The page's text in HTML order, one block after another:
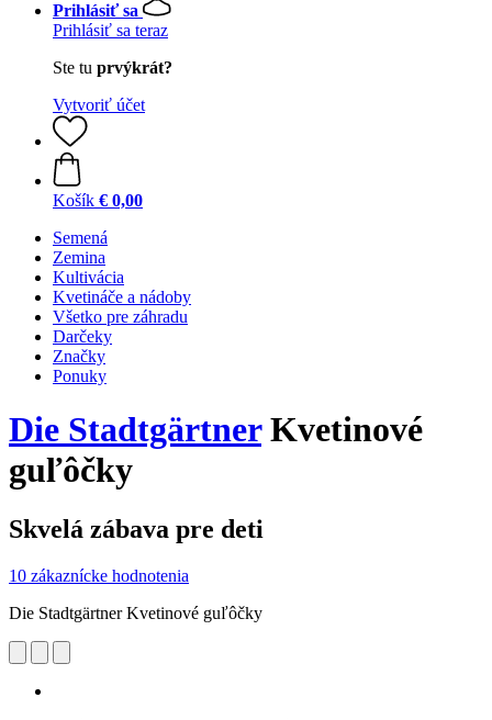
Prihlásiť sa
Prihlásiť sa teraz
Ste tu prvýkrát?
Vytvoriť účet
Košík € 0,00
Semená
Zemina
Kultivácia
Kvetináče a nádoby
Všetko pre záhradu
Darčeky
Značky
Ponuky
Die StadtgärtnerKvetinové
guľôčky
Skvelá zábava pre deti
10 zákaznícke hodnotenia
Die Stadtgärtner Kvetinové guľôčky